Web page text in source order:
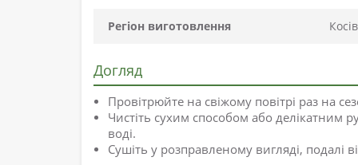
Регіон виготовлення
Догляд
Провітрюйте на свіжому повітрі раз на
Чистіть сухим способом або делікатним
воді.
Сушіть у розправленому вигляді, подалі